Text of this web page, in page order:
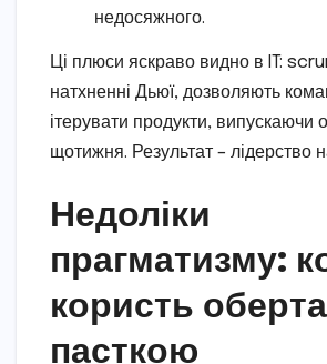
недосяжного.
Ці плюси яскраво видно в IT:
натхненні Дьюї, дозволяють
ітерувати продукти, випускаючи
щотижня. Результат – лідерство
Недоліки
прагматизму:
користь
пасткою